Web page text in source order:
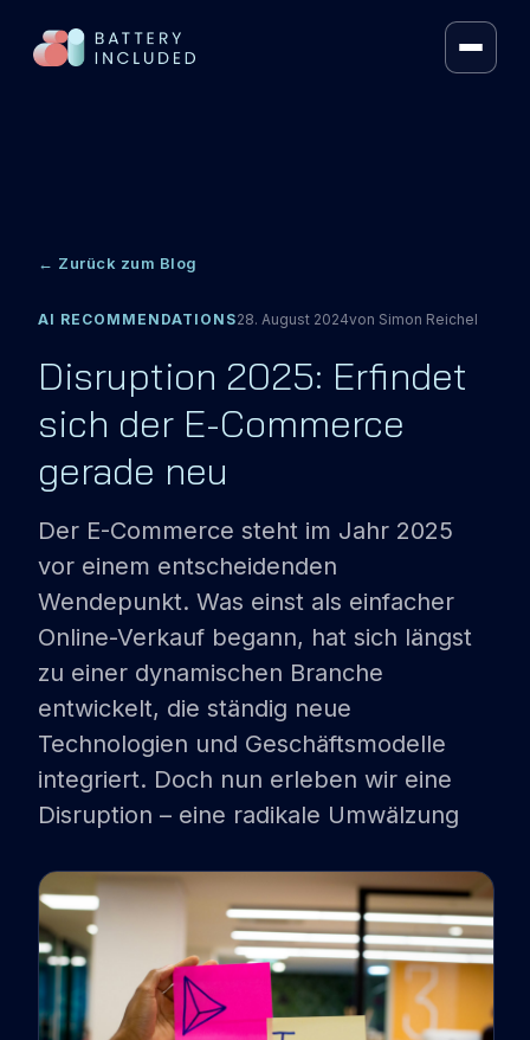
AI RECOS
HYBRID LLM SEARCH
ARTIFICIAL INTELLIGENCE
CONTEXT KIT
PRICING
ÜBER UNS
PARTNER
SHOPWARE
EMPORIX
TRBO
BLOG
DEMO BUCHEN
LOGIN
← Zurück zum Blog
AI RECOMMENDATIONS28. August 2024von Simon Reichel
Disruption 2025: Erfindet
sich der E-Commerce
gerade neu
Der E-Commerce steht im Jahr 2025
vor einem entscheidenden
Wendepunkt. Was einst als einfacher
Online-Verkauf begann, hat sich längst
zu einer dynamischen Branche
entwickelt, die ständig neue
Technologien und Geschäftsmodelle
integriert. Doch nun erleben wir eine
Disruption – eine radikale Umwälzung